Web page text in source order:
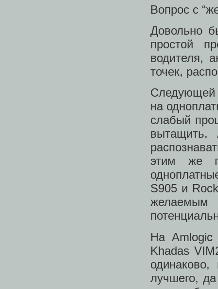
Вопрос с
Довольно
простой
водителя,
точек,
Следующей
на
слабый
вытащить.
этим же
S905 и
желаемым
На
Khadas
лучшего,